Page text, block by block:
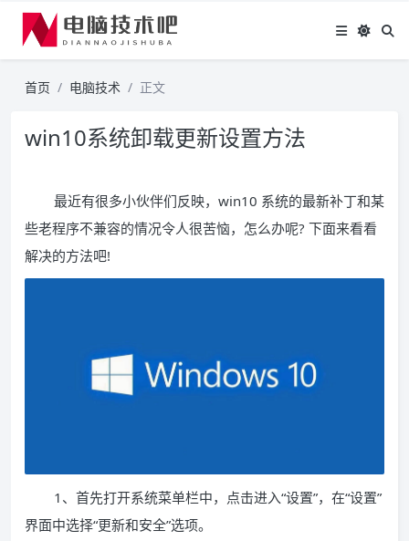
首页 电脑技术 正文
win10系统卸载更新设置方法
最近有很多小伙伴们反映，win10 系统的最新补丁和某
些老程序不兼容的情况令人很苦恼，怎么办呢? 下面来看看
解决的方法吧!
1、首先打开系统菜单栏中，点击进入“设置”，在“设置”
界面中选择“更新和安全”选项。